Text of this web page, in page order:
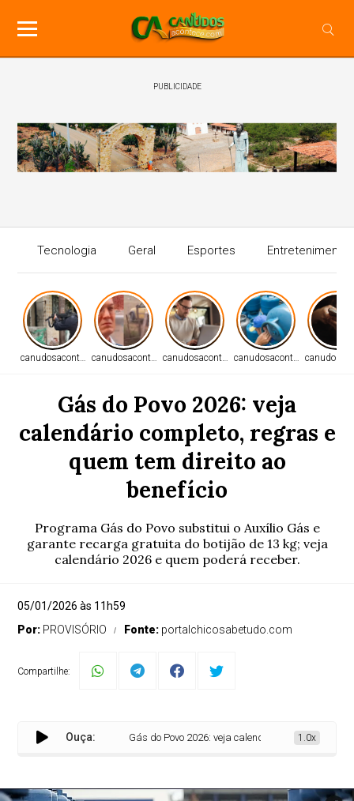
PUBLICIDADE
Tecnologia Geral Esportes Entretenimento
canudosacontece.comcanudosacontece.comcanudosacontece.comcanudosacontece.com
Gás do Povo 2026: veja
calendário completo, regras e
quem tem direito ao
benefício
Programa Gás do Povo substitui o Auxílio Gás e
garante recarga gratuita do botijão de 13 kg; veja
calendário 2026 e quem poderá receber.
05/01/2026 às 11h59
Por: PROVISÓRIO Fonte: portalchicosabetudo.com
Compartilhe:
Ouça: Gás do Povo 2026: veja calendário completo, regras e
1.0x